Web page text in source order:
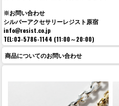
※お問い合わせ
シルバーアクセサリーレジスト原宿
info@resist.co.jp
TEL:03-5786-1144 (11:00～20:00)
商品についてのお問い合わせ